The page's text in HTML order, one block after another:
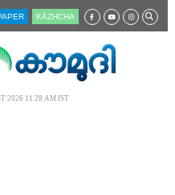
KĀZHCHA
2026 11.28 AM IST